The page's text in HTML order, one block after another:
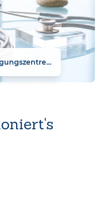
Medizinische Versorgungszentren Altenburger Land GmbH